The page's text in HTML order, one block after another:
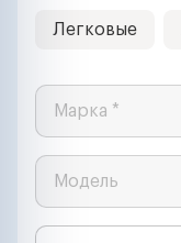
Легковые
Марка *
Модель